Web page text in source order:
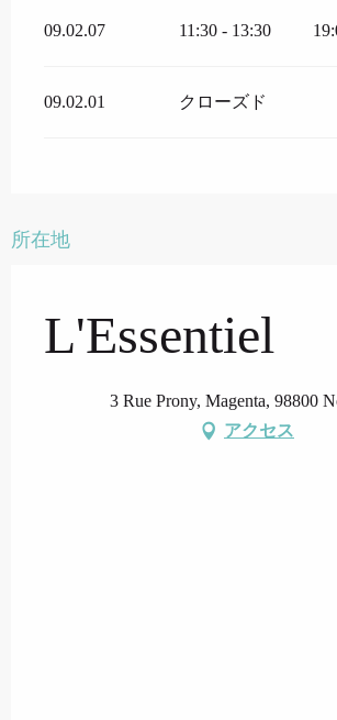
09.02.07 11:30 - 13:30
09.02.01 クローズド
所在地
L'Essentiel
3 Rue Prony, Magenta, 98800
アクセス